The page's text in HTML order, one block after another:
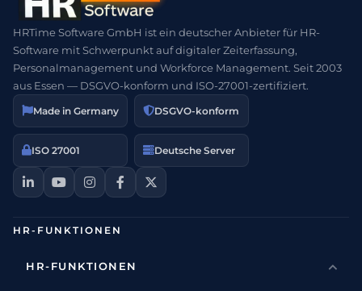
HRTime Software GmbH ist ein deutscher Anbieter für HR-
Software mit Schwerpunkt auf digitaler Zeiterfassung,
Personalmanagement und Workforce Management. Seit 2003
aus Essen — DSGVO-konform und ISO-27001-zertifiziert.
Made in Germany DSGVO-konform
ISO 27001 Deutsche Server
HR-FUNKTIONEN
HR-FUNKTIONEN